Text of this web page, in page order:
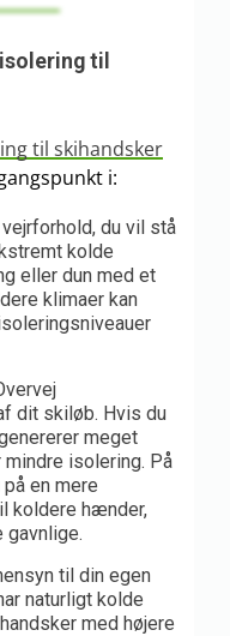
til
til skihandsker
i:
du vil stå
kolde
eller dun med et
klimaer kan
dit skiløb. Hvis du
meget
mindre isolering. På
en mere
koldere hænder,
gavnlige.
til din egen
naturligt kolde
med højere